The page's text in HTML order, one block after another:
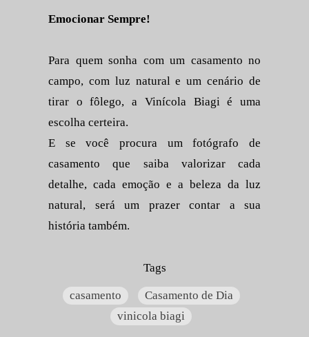
Emocionar Sempre!
Para quem sonha com um casamento no
campo, com luz natural e um cenário de
tirar o fôlego, a Vinícola Biagi é uma
escolha certeira.
E se você procura um fotógrafo de
casamento que saiba valorizar cada
detalhe, cada emoção e a beleza da luz
natural, será um prazer contar a sua
história também.
Tags
casamento
Casamento de Dia
vinicola biagi